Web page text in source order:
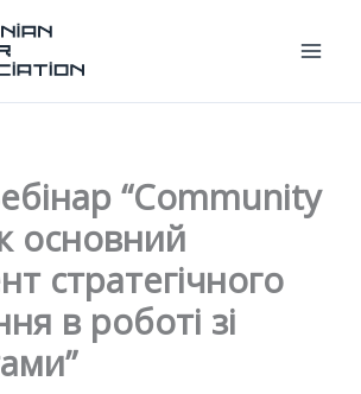
“Community
основний
стратегічного
в роботі зі